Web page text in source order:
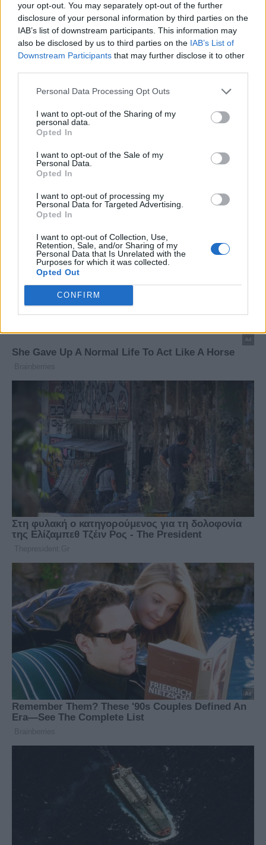
your opt-out. You may separately opt-out of the further
disclosure of your personal information by third parties on the
IAB’s list of downstream participants. This information may
also be disclosed by us to third parties on the IAB’s List of
Downstream Participants that may further disclose it to other
Personal Data Processing Opt Outs
I want to opt-out of the Sharing of my
personal data.
Opted In
I want to opt-out of the Sale of my
Personal Data.
Opted In
I want to opt-out of processing my
Personal Data for Targeted Advertising.
Opted In
I want to opt-out of Collection, Use,
Retention, Sale, and/or Sharing of my
Personal Data that Is Unrelated with the
Purposes for which it was collected.
Opted Out
CONFIRM